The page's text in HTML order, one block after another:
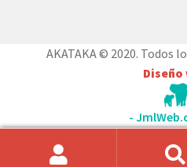
AKATAKA © 2020. Todos
Diseño
-